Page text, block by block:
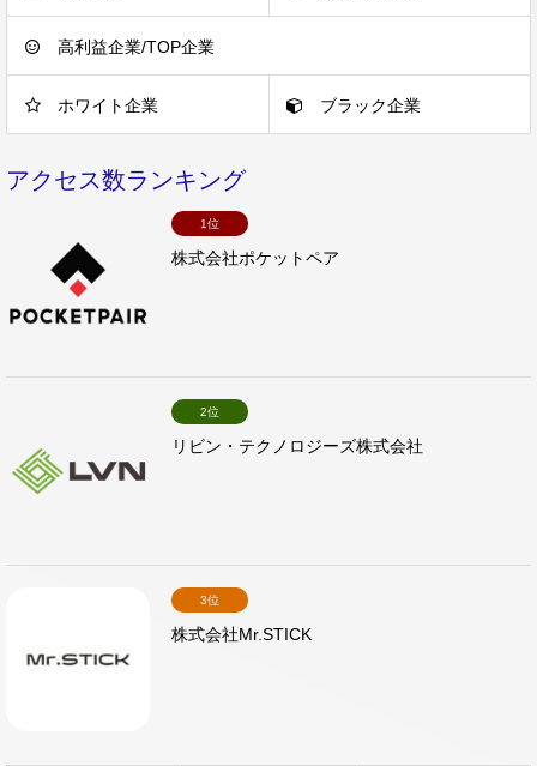
高利益企業/TOP企業
ホワイト企業 ブラック企業
アクセス数ランキング
1位
株式会社ポケットペア
2位
リビン・テクノロジーズ株式会社
3位
株式会社Mr.STICK